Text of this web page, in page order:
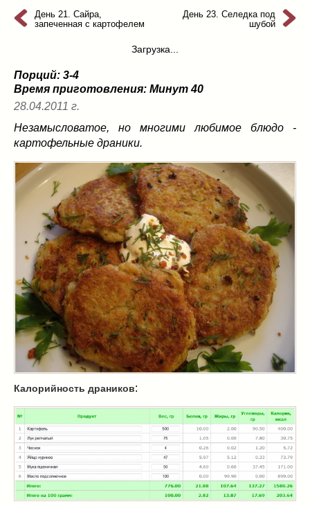
из слоеного теста
на пикник(13)
салаты
сладкие блюда
борщ
свекольник (2)
солянка(4)
суп с фрикадельками(8)
суп-пюре(10)
холодные супы(22)
тушеное(42)
Вкусные враги фигуры…(44)
десерты(2)
Масленица(17)
пироги(8)
рецепты теста(2)
торты(12)
без выпечки(5)
хворост(1)
Вкусные полезности(41)
вареное(0)
жареное(3)
запекаем(11)
напитки(1)
День 21. Сайра,
запеченная с картофелем
День 23. Селедка под
шубой
Загрузка...
Порций: 3-4
Время приготовления: Минут 40
28.04.2011 г.
Незамысловатое, но многими любимое блюдо -
картофельные драники.
Калорийность драников: